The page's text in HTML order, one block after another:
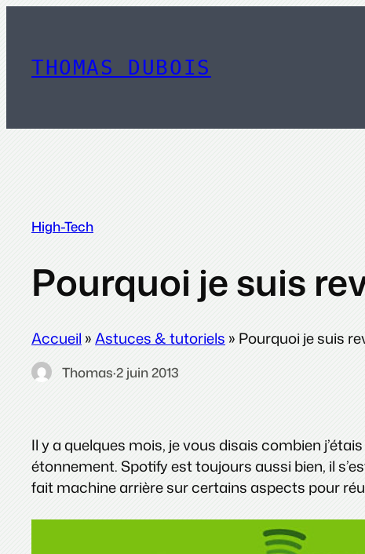
contenu
THOMAS DUBOIS
High-Tech
Pourquoi je suis
Accueil »Astuces & tutoriels » Pourquoi je suis
Thomas·2 juin 2013
Il y a quelques mois, je vous disais combien
étonnement. Spotify est toujours aussi bien, il
fait machine arrière sur certains aspects pour